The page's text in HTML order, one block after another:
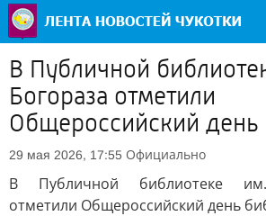
В Публичной
Богораза отметили
Общероссийский день
29 мая 2026, 17:55 Официально
В Публичной библиотеке им.
отметили Общероссийский день